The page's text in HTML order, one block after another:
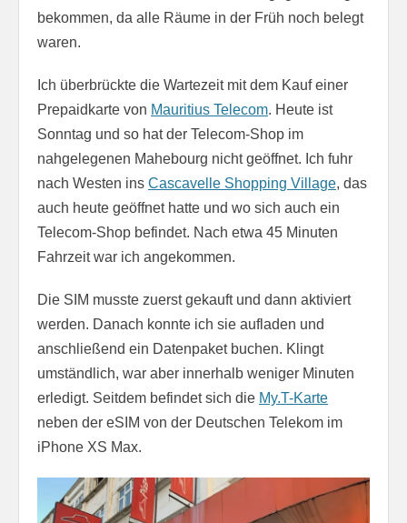
bekommen, da alle Räume in der Früh noch belegt
waren.
Ich überbrückte die Wartezeit mit dem Kauf einer
Prepaidkarte von Mauritius Telecom. Heute ist
Sonntag und so hat der Telecom-Shop im
nahgelegenen Mahebourg nicht geöffnet. Ich fuhr
nach Westen ins Cascavelle Shopping Village, das
auch heute geöffnet hatte und wo sich auch ein
Telecom-Shop befindet. Nach etwa 45 Minuten
Fahrzeit war ich angekommen.
Die SIM musste zuerst gekauft und dann aktiviert
werden. Danach konnte ich sie aufladen und
anschließend ein Datenpaket buchen. Klingt
umständlich, war aber innerhalb weniger Minuten
erledigt. Seitdem befindet sich die My.T-Karte
neben der eSIM von der Deutschen Telekom im
iPhone XS Max.